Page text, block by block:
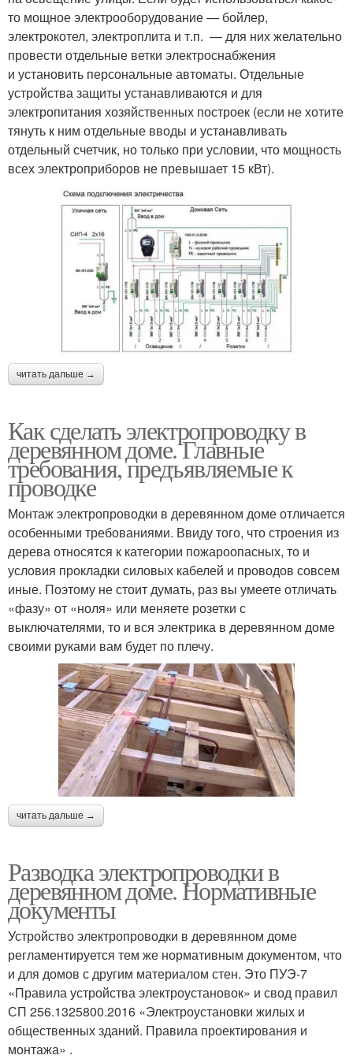
то мощное электрооборудование — бойлер,
электрокотел, электроплита и т.п. — для них желательно
провести отдельные ветки электроснабжения
и установить персональные автоматы. Отдельные
устройства защиты устанавливаются и для
электропитания хозяйственных построек (если не хотите
тянуть к ним отдельные вводы и устанавливать
отдельный счетчик, но только при условии, что мощность
всех электроприборов не превышает 15 кВт).
читать дальше →
Как сделать электропроводку в
деревянном доме. Главные
требования, предъявляемые к
проводке
Монтаж электропроводки в деревянном доме отличается
особенными требованиями. Ввиду того, что строения из
дерева относятся к категории пожароопасных, то и
условия прокладки силовых кабелей и проводов совсем
иные. Поэтому не стоит думать, раз вы умеете отличать
«фазу» от «ноля» или меняете розетки с
выключателями, то и вся электрика в деревянном доме
своими руками вам будет по плечу.
читать дальше →
Разводка электропроводки в
деревянном доме. Нормативные
документы
Устройство электропроводки в деревянном доме
регламентируется тем же нормативным документом, что
и для домов с другим материалом стен. Это ПУЭ-7
«Правила устройства электроустановок» и свод правил
СП 256.1325800.2016 «Электроустановки жилых и
общественных зданий. Правила проектирования и
монтажа» .